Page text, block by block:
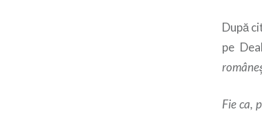
După
pe
Fie ca,